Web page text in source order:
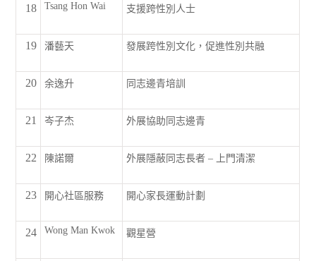
18 Tsang Hon Wai 支援跨性別人士
19 潘藝天 發展跨性別文化，促進性別共融
20 余逸升 同志邊青培訓
21 岑子杰 外展協助同志邊青
22 陳諾爾 外展隱蔽同志長者 – 上門清潔
23 開心社區服務 開心家長運動計劃
24 Wong Man Kwok 觀星營